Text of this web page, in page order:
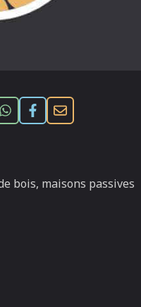
bois, maisons passives